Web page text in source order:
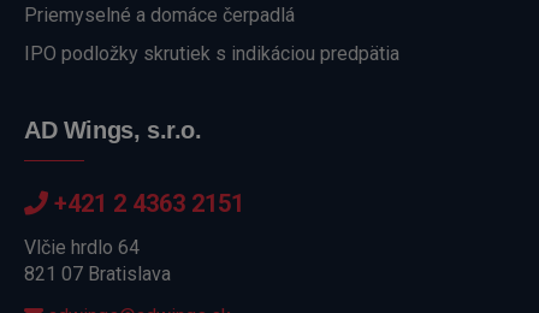
Priemyselné a domáce čerpadlá
IPO podložky skrutiek s indikáciou predpätia
AD Wings, s.r.o.
+421 2 4363 2151
Vlčie hrdlo 64
821 07 Bratislava